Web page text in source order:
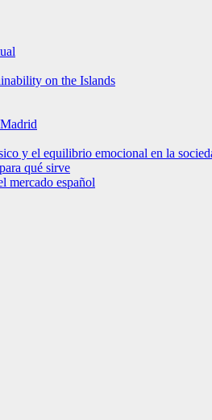
on the Islands
y el equilibrio emocional en la
qué sirve
mercado español